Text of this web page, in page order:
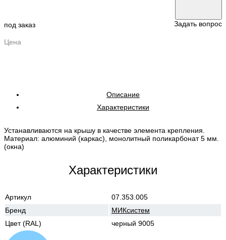
под заказ Задать вопрос
Цена
Описание
Характеристики
Устанавливаются на крышу в качестве элемента крепления.
Материал: алюминий (каркас), монолитный поликарбонат 5 мм.
(окна)
Характеристики
Артикул
07.353.005
Бренд
МИКсистем
Цвет (RAL)
черный 9005